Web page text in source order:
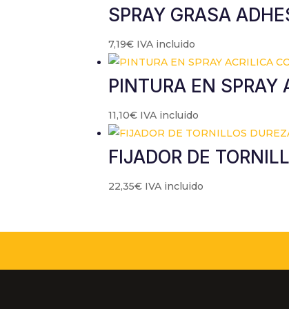
SPRAY GRASA
7,19€ IVA incluido
PINTURA EN SPRAY
11,10€ IVA incluido
FIJADOR DE
22,35€ IVA incluido